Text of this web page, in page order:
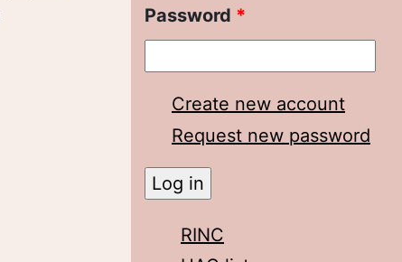
Password *
Create new account
Request new password
RINC